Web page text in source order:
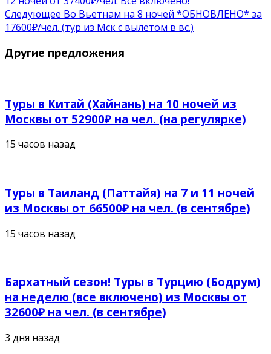
Следующее Во Вьетнам на 8 ночей *ОБНОВЛЕНО* за
17600₽/чел. (тур из Мск с вылетом в вс.)
Другие предложения
Туры в Китай (Хайнань) на 10 ночей из
Москвы от 52900₽ на чел. (на регулярке)
15 часов назад
Туры в Таиланд (Паттайя) на 7 и 11 ночей
из Москвы от 66500₽ на чел. (в сентябре)
15 часов назад
Бархатный сезон! Туры в Турцию (Бодрум)
на неделю (все включено) из Москвы от
32600₽ на чел. (в сентябре)
3 дня назад